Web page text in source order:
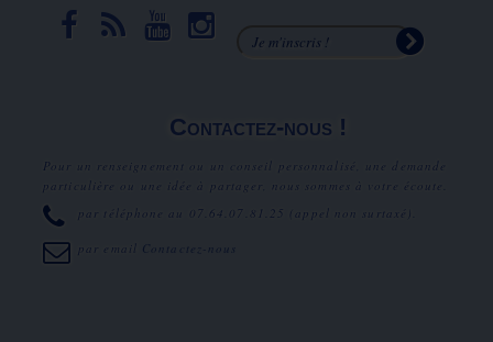
Contactez-nous !
Pour un renseignement ou un conseil personnalisé, une demande
particulière ou une idée à partager, nous sommes à votre écoute.
par téléphone au
07.64.07.81.25 (appel non surtaxé).
par email Contactez-nous